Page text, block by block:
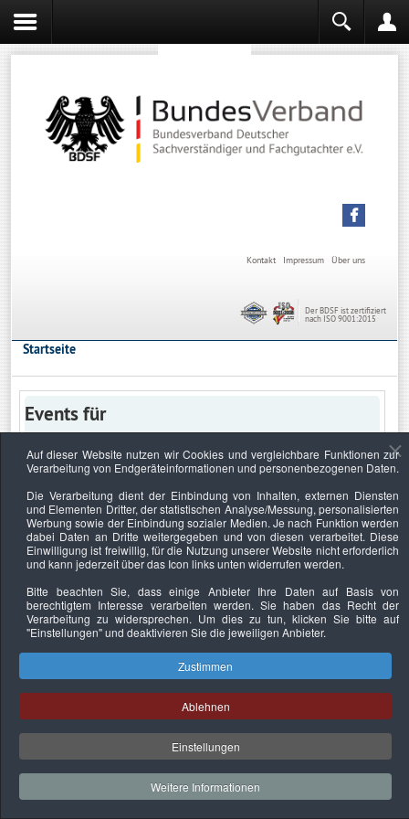
Über uns
Impressum
Kontakt
Der BDSF ist zertifiziert
nach ISO 9001:2015
Startseite
Events für
Keine Termine
Datenschutzerklärung Urheberrechtsnachweise Nachhaltigkeit
Copyright © 2026. Bundesverband Deutscher
Sachverständiger und Fachgutachter e.V..
Auf dieser Website nutzen wir Cookies und vergleichbare Funktionen zur
Verarbeitung von Endgeräteinformationen und personenbezogenen Daten.
Die Verarbeitung dient der Einbindung von Inhalten, externen Diensten
und Elementen Dritter, der statistischen Analyse/Messung, personalisierten
Werbung sowie der Einbindung sozialer Medien. Je nach Funktion werden
dabei Daten an Dritte weitergegeben und von diesen verarbeitet. Diese
Einwilligung ist freiwillig, für die Nutzung unserer Website nicht erforderlich
und kann jederzeit über das Icon links unten widerrufen werden.
Bitte beachten Sie, dass einige Anbieter Ihre Daten auf Basis von
berechtigtem Interesse verarbeiten werden. Sie haben das Recht der
Verarbeitung zu widersprechen. Um dies zu tun, klicken Sie bitte auf
"Einstellungen"und deaktivieren Sie die jeweiligen Anbieter.
Zustimmen
Ablehnen
Einstellungen
Weitere Informationen